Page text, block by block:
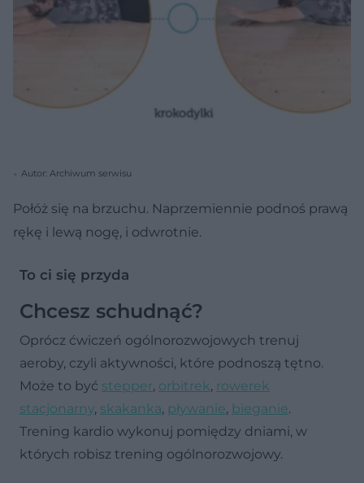
Autor: Archiwum serwisu
Połóż się na brzuchu. Naprzemiennie podnoś prawą
rękę i lewą nogę, i odwrotnie.
To ci się przyda
Chcesz schudnąć?
Oprócz ćwiczeń ogólnorozwojowych trenuj
aeroby, czyli aktywności, które podnoszą tętno.
Może to być stepper, orbitrek, rowerek
stacjonarny, skakanka, pływanie, bieganie.
Trening kardio wykonuj pomiędzy dniami, w
których robisz trening ogólnorozwojowy.